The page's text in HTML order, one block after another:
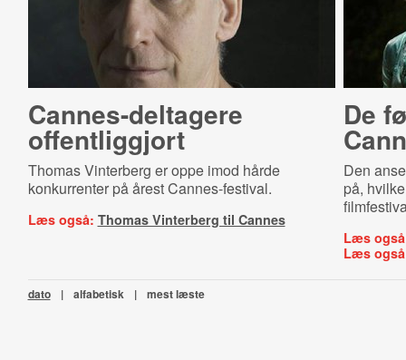
Can­nes-​del­ta­ge­re
offentliggjort
Thomas Vinterberg er oppe imod hårde
konkurrenter på årest Cannes-festival.
Læs også: Thomas Vinterberg til Cannes
De
Den
på,
Læs
Læs
dato | alfabetisk | mest læste